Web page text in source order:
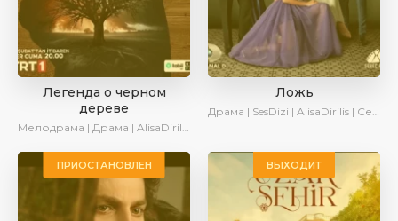
Легенда о черном
дереве
Мелодрама | Драма | AlisaDirilis | Сериалы 2024
Ложь
Драма | SesDizi | AlisaDirilis | Сериалы 2024
ПРИОСТАНОВЛЕН ВЫХОДИТ